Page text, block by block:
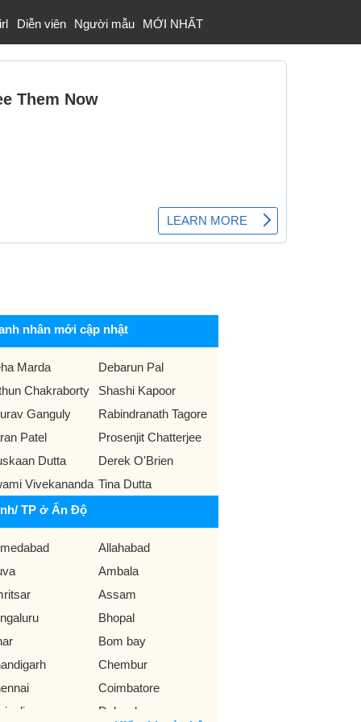
Diễn viên Người mẫu MỚI NHẤT
nhân mới cập nhật
Marda
Debarun Pal
Chakraborty
Shashi Kapoor
Ganguly
Rabindranath Tagore
Patel
Prosenjit Chatterjee
Dutta
Derek O'Brien
Vivekananda Tina Dutta
TP ở Ấn Độ
Allahabad
Ambala
Assam
Bhopal
Bom bay
Chembur
Coimbatore
Dehradun